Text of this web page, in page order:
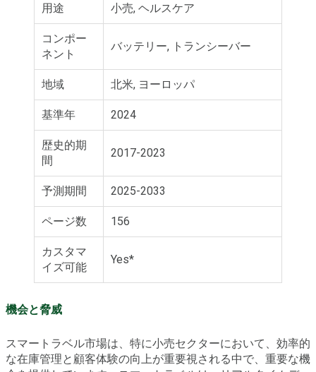
用途 小売, ヘルスケア
コンポー
ネント
バッテリー, トランシーバー
地域 北米, ヨーロッパ
基準年 2024
歴史的期
間
2017-2023
予測期間 2025-2033
ページ数 156
カスタマ
イズ可能
Yes*
機会と脅威
スマートラベル市場は、特に小売セクターにおいて、効率的
な在庫管理と顧客体験の向上が重要視される中で、重要な機